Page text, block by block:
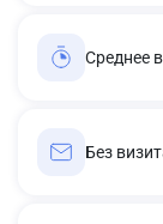
Среднее
Без